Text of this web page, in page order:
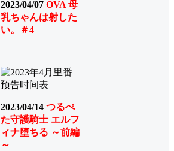
2023/04/07 OVA 母
乳ちゃんは射した
い。＃4
==============================
2023/04/14 つるぺ
た守護騎士 エルフ
ィナ堕ちる ～前編
～